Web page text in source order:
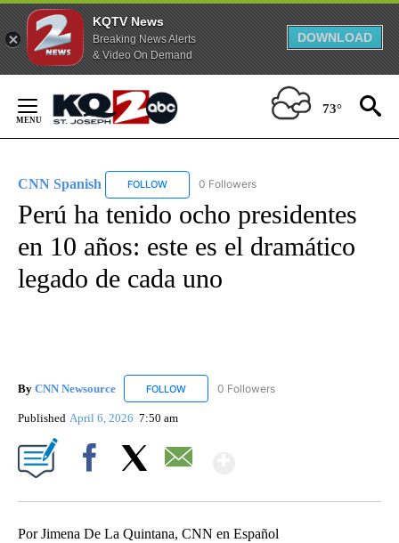
KQTV News
Breaking News Alerts
& Video On Demand
DOWNLOAD
Content
73°
CNN Spanish FOLLOW FOLLOW "CNN SPANISH" TO RECEIVE
0 Followers
Perú ha tenido ocho presidentes
en 10 años: este es el dramático
legado de cada uno
By CNN Newsource FOLLOW FOLLOW "CNN NEWSOURCE" TO RECEIVE
0 Followers
Published April 6, 2026 7:50 am
Por Jimena De La Quintana, CNN en Español